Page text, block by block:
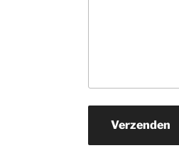
Verzenden